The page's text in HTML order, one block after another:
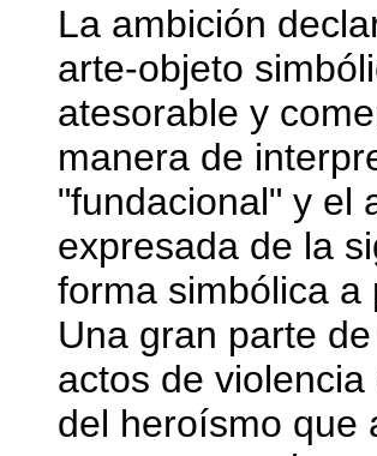
La ambición
arte-objeto
atesorable y
manera de
"fundacional" y el
expresada de la
forma simbólica a
Una gran parte
actos de
del heroísmo que